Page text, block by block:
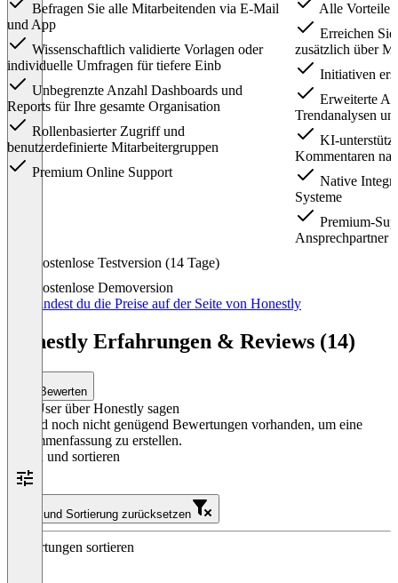
Befragen Sie alle Mitarbeitenden via E-Mail
und App
Wissenschaftlich validierte Vorlagen oder
individuelle Umfragen für tiefere Einb
Unbegrenzte Anzahl Dashboards und
Reports für Ihre gesamte Organisation
Rollenbasierter Zugriff und
benutzerdefinierte Mitarbeitergruppen
Premium Online Support
Alle Vorteile
Erreichen
zusätzlich über
Initiativen
Erweiterte
Trendanalysen
KI-
Kommentaren
Native
Systeme
Premium-
Ansprechpartner
Kostenlose Testversion (14 Tage)
Kostenlose Demoversion
Hier findest du die Preise auf der Seite von Honestly
Honestly Erfahrungen & Reviews (14)
Bewerten
Was User über Honestly sagen
Es sind noch nicht genügend Bewertungen vorhanden, um eine
Zusammenfassung zu erstellen.
Filtern und sortieren
Filter und Sortierung zurücksetzen
Bewertungen sortieren